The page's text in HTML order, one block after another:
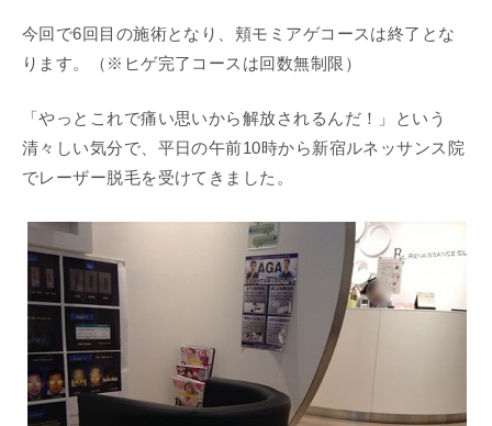
今回で6回目の施術となり、頬モミアゲコースは終了とな
ります。（※ヒゲ完了コースは回数無制限）
「やっとこれで痛い思いから解放されるんだ！」という
清々しい気分で、平日の午前10時から新宿ルネッサンス院
でレーザー脱毛を受けてきました。